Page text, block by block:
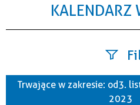
KALENDARZ
Szukana fraza
Trwające w zakresie: od 3.
2023